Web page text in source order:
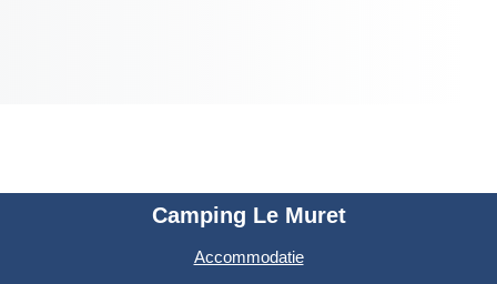
Camping Le Muret
Accommodatie